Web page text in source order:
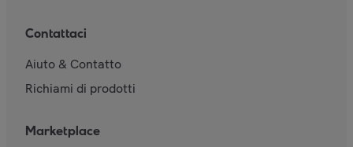
Contattaci
Aiuto & Contatto
Richiami di prodotti
Marketplace